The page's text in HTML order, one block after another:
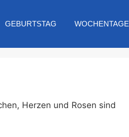
GEBURTSTAG WOCHENTAGE
Herzen und Rosen sind